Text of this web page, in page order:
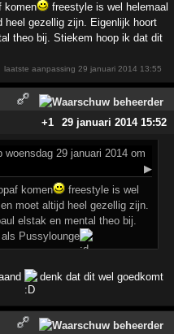
komen
freestyle is wel helemaal
heel gezellig zijn. Eigenlijk hoort
theo bij. Stiekem hoop ik dat dit
laatste aanpassing29 januari 2014 13:55
+1
29 januari 2014 15:52
woensdag 29 januari 2014 om
▶
komen
freestyle is wel
moet altijd heel gezellig zijn.
elstak en mental theo bij.
Pussylounge
denk dat dit wel goedkomt